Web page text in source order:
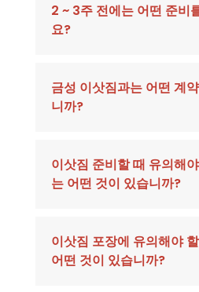
2 ~ 3주 전에는 어떤 준비
요?
금성 이삿짐과는 어떤 계
니까?
이삿짐 준비할 때 유의해
는 어떤 것이 있습니까?
이삿짐 포장에 유의해야
어떤 것이 있습니까?